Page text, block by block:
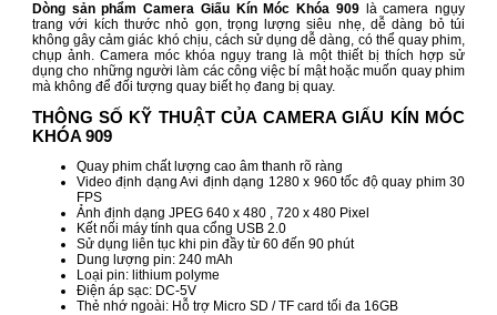
Dòng sản phẩm Camera Giấu Kín Móc Khóa 909là camera ngụy
trang với kích thước nhỏ gọn, trọng lượng siêu nhẹ, dễ dàng bỏ túi
không gây cảm giác khó chịu, cách sử dụng dễ dàng, có thể quay phim,
chụp ảnh. Camera móc khóa ngụy trang là một thiết bị thích hợp sử
dụng cho những người làm các công việc bí mật hoặc muốn quay phim
mà không để đối tượng quay biết họ đang bị quay.
THÔNG SỐ KỸ THUẬT CỦA CAMERA GIẤU KÍN MÓC
KHÓA 909
Quay phim chất lượng cao âm thanh rõ ràng
Video định dạng Avi định dạng 1280 x 960 tốc độ quay phim 30
FPS
Ảnh định dạng JPEG 640 x 480 , 720 x 480 Pixel
Kết nối máy tính qua cổng USB 2.0
Sử dụng liên tục khi pin đầy từ 60 đến 90 phút
Dung lượng pin: 240 mAh
Loại pin: lithium polyme
Điện áp sạc: DC-5V
Thẻ nhớ ngoài: Hỗ trợ Micro SD / TF card tối đa 16GB